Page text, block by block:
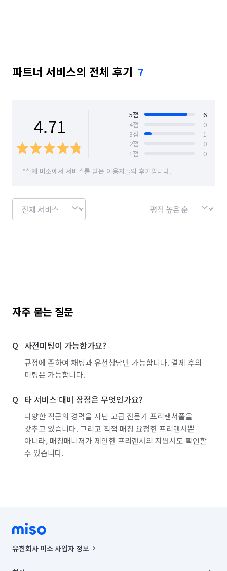
경기 안양시 동안구 경기 안양시 만안구
서울 금천구 인천 연수구 경기 화성시 동탄구
파트너 서비스의 전체 후기 7
4.71 5점
6
4점
0
3점
1
2점
0
1점
0
*실제 미소에서 서비스를 받은 이용자들의 후기입니다.
자주 묻는 질문
사전미팅이 가능한가요?
규정에 준하여 채팅과 유선상담만 가능합니다. 결제 후의
미팅은 가능합니다.
타 서비스 대비 장점은 무엇인가요?
다양한 직군의 경력을 지닌 고급 전문가 프리랜서풀을
갖추고 있습니다. 그리고 직접 매칭 요청한 프리랜서뿐
아니라, 매칭매니저가 제안한 프리랜서의 지원서도 확인할
수 있습니다.
유한회사 미소 사업자 정보